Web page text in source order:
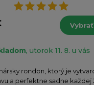
, utorok 11. 8. u vás
rondon, ktorý je
a perfektne sadne každej